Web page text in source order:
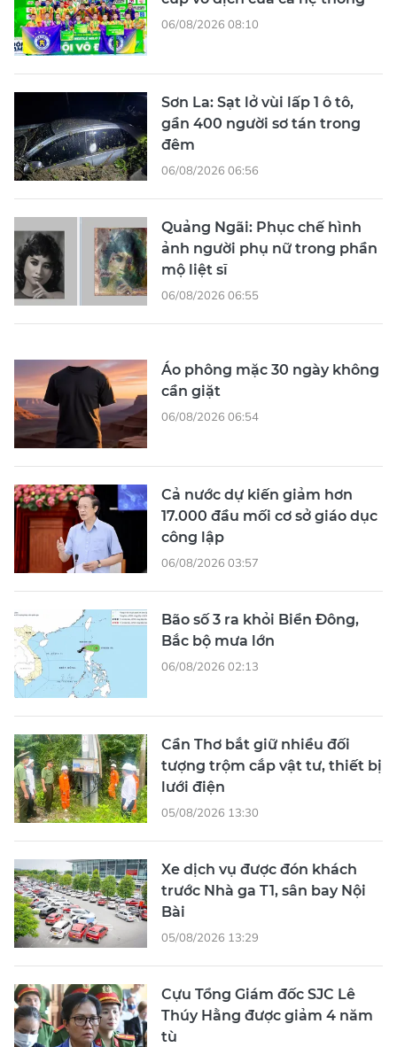
06/08/2026 08:10
Sơn La: Sạt lở vùi lấp 1 ô tô,
gần 400 người sơ tán trong
đêm
06/08/2026 06:56
Quảng Ngãi: Phục chế hình
ảnh người phụ nữ trong phần
mộ liệt sĩ
06/08/2026 06:55
Áo phông mặc 30 ngày không
cần giặt
06/08/2026 06:54
Cả nước dự kiến giảm hơn
17.000 đầu mối cơ sở giáo dục
công lập
06/08/2026 03:57
Bão số 3 ra khỏi Biển Đông,
Bắc bộ mưa lớn
06/08/2026 02:13
Cần Thơ bắt giữ nhiều đối
tượng trộm cắp vật tư, thiết bị
lưới điện
05/08/2026 13:30
Xe dịch vụ được đón khách
trước Nhà ga T1, sân bay Nội
Bài
05/08/2026 13:29
Cựu Tổng Giám đốc SJC Lê
Thúy Hằng được giảm 4 năm
tù